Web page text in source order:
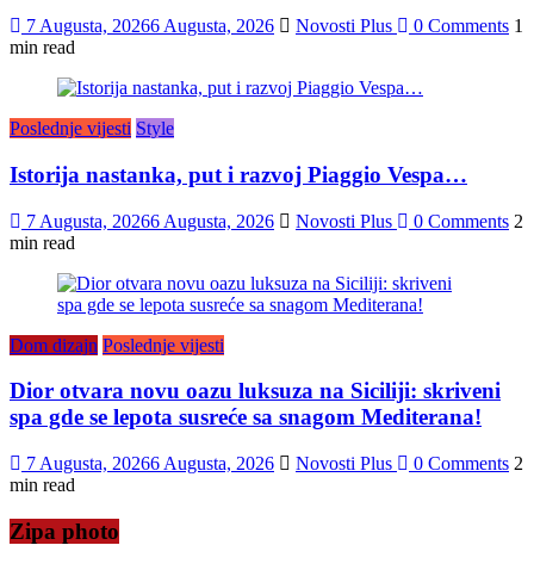
7 Augusta, 20266 Augusta, 2026 Novosti Plus 0 Comments 1
min read
Poslednje vijesti Style
Istorija nastanka, put i razvoj Piaggio Vespa…
7 Augusta, 20266 Augusta, 2026 Novosti Plus 0 Comments 2
min read
Dom dizajn Poslednje vijesti
Dior otvara novu oazu luksuza na Siciliji: skriveni
spa gde se lepota susreće sa snagom Mediterana!
7 Augusta, 20266 Augusta, 2026 Novosti Plus 0 Comments 2
min read
Zipa photo